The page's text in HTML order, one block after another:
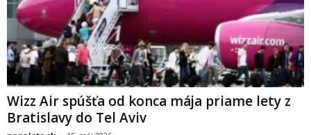
Wizz Air spúšťa od konca mája priame lety z
Bratislavy do Tel Aviv